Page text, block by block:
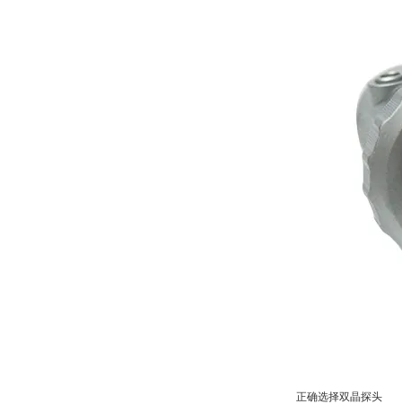
正确选择双晶探头